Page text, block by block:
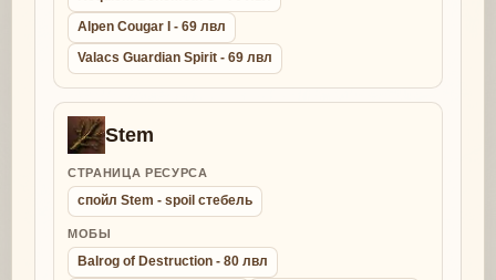
Alpen Cougar I - 69 лвл
Valacs Guardian Spirit - 69 лвл
Stem
СТРАНИЦА РЕСУРСА
спойл Stem - spoil стебель
МОБЫ
Balrog of Destruction - 80 лвл